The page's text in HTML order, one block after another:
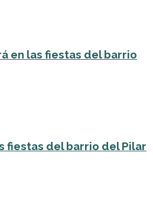
en las fiestas del barrio
fiestas del barrio del Pilar